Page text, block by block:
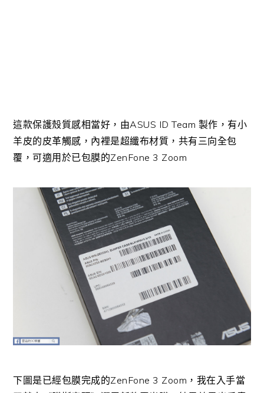
這款保護殼質感相當好，由ASUS ID Team 製作，有小
羊皮的皮革觸感，內裡是超纖布材質，共有三向全包
覆，可適用於已包膜的ZenFone 3 Zoom
下圖是已經包膜完成的ZenFone 3 Zoom，我在入手當